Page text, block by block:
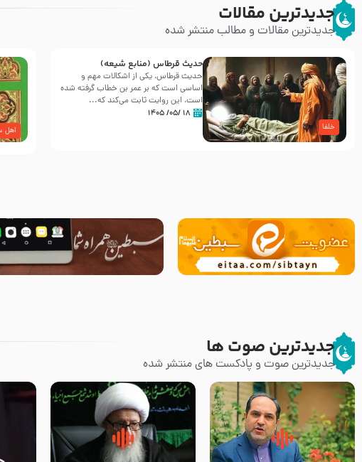
جدیدترین مقالات
جدیدترین مقالات و مطالب منتشر شده
خلفا
حدیث قرطاس (منابع شیعه)
حدیث قرطاس، یکی از اشکالات مهم و
اساسی است که بر عمر بن خطاب گرفته شده
است، این روایت ثابت می‌کند که...
۱۸ /۰۵/ ۱۴۰۵
اهل
جدیدترین صوت ها
جدیدترین صوت و پادکست های منتشر شده